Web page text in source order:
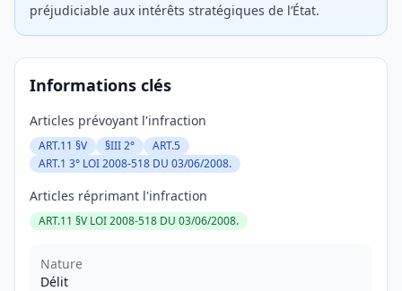
préjudiciable aux intérêts stratégiques de l’État.
Informations clés
Articles prévoyant l'infraction
ART.11 §V §III 2°
ART.5
ART.1 3° LOI 2008-518 DU 03/06/2008.
Articles réprimant l'infraction
ART.11 §V LOI 2008-518 DU 03/06/2008.
Nature
Délit